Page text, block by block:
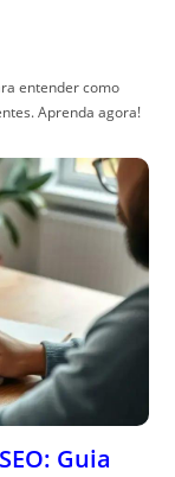
entender como
Aprenda agora!
Guia